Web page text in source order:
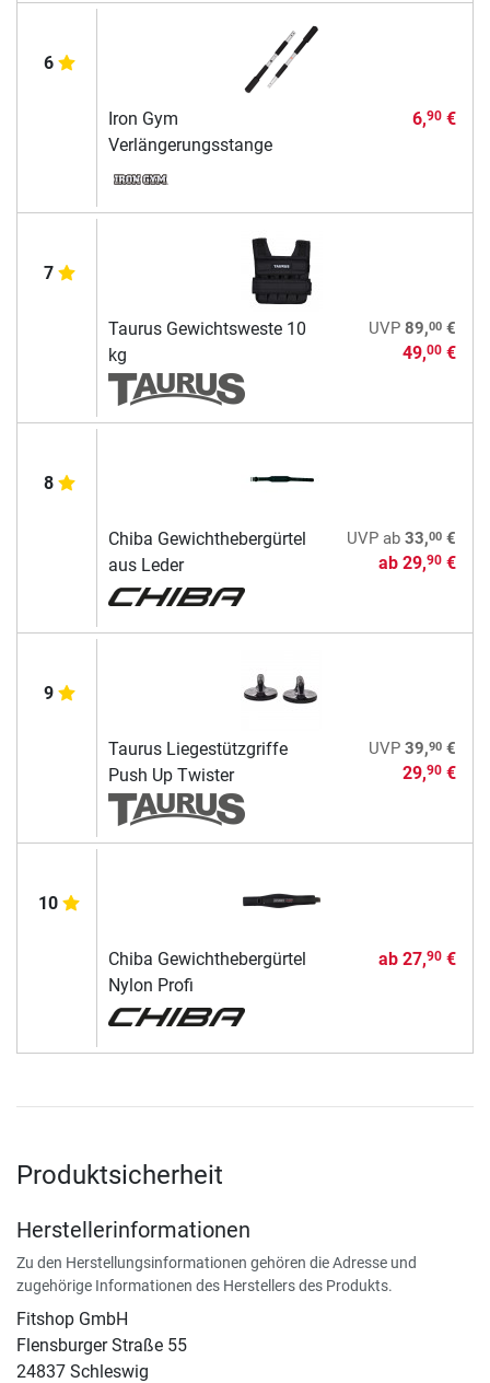
6
Iron Gym
Verlängerungsstange
6,90€
7
Taurus Gewichtsweste 10
kg
UVP 89,00€
49,00€
8
Chiba Gewichthebergürtel
aus Leder
UVPab 33,00€
ab 29,90€
9
Taurus Liegestützgriffe
Push Up Twister
UVP 39,90€
29,90€
10
Chiba Gewichthebergürtel
Nylon Profi
ab 27,90€
Produktsicherheit
Herstellerinformationen
Zu den Herstellungsinformationen gehören die Adresse und
zugehörige Informationen des Herstellers des Produkts.
Fitshop GmbH
Flensburger Straße 55
24837 Schleswig